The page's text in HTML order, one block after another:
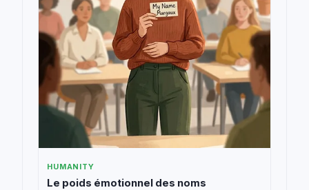
HUMANITY
Le poids émotionnel des noms